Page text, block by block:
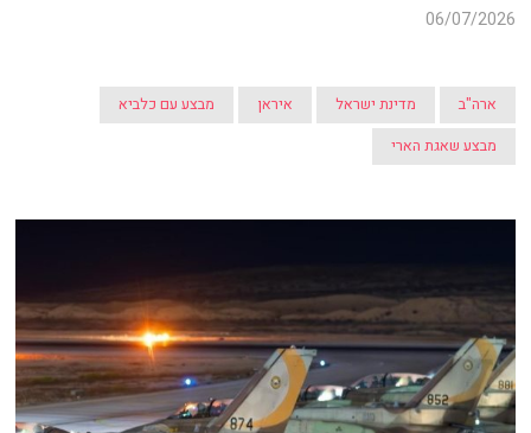
06/07/2026
ארה"ב מדינת ישראל איראן
מבצע עם כלביא
מבצע שאגת הארי